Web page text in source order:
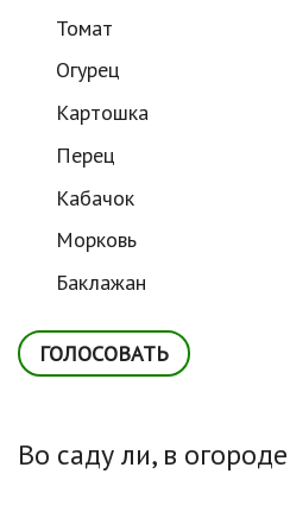
Томат
Огурец
Картошка
Перец
Кабачок
Морковь
Баклажан
Во саду ли, в огороде